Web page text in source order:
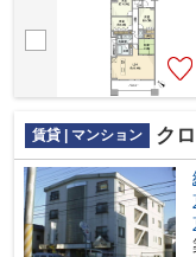
賃貸 | マンション ク